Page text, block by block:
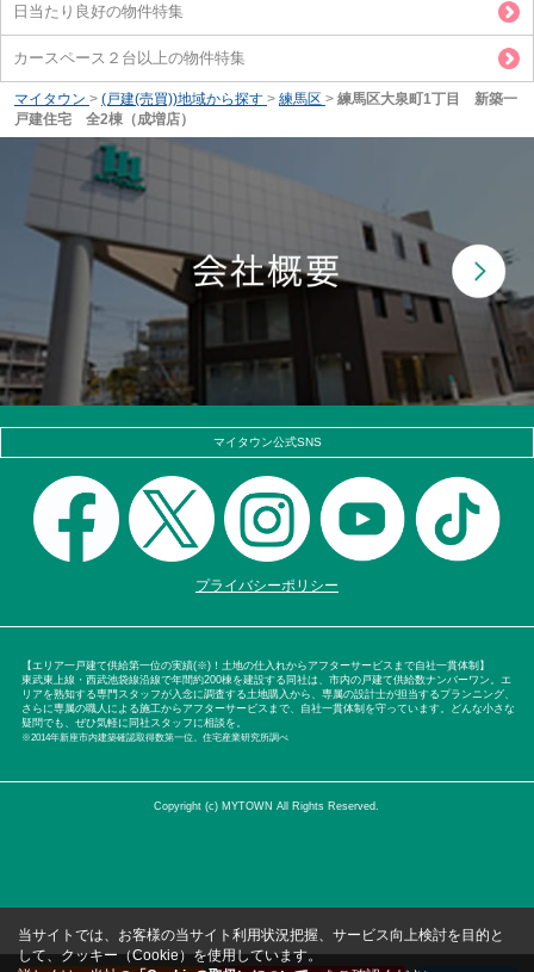
日当たり良好の物件特集
カースペース２台以上の物件特集
マイタウン > (戸建(売買))地域から探す > 練馬区 > 練馬区大泉町1丁目 新築一
戸建住宅 全2棟（成増店）
マイタウン公式SNS
プライバシーポリシー
【エリア一戸建て供給第一位の実績(※)！土地の仕入れからアフターサービスまで自社一貫体制】
東武東上線・西武池袋線沿線で年間約200棟を建設する同社は、市内の戸建て供給数ナンバーワン。エ
リアを熟知する専門スタッフが入念に調査する土地購入から、専属の設計士が担当するプランニング、
さらに専属の職人による施工からアフターサービスまで、自社一貫体制を守っています。どんな小さな
疑問でも、ぜひ気軽に同社スタッフに相談を。
※2014年新座市内建築確認取得数第一位。住宅産業研究所調べ
Copyright (c) MYTOWN All Rights Reserved.
当サイトでは、お客様の当サイト利用状況把握、サービス向上検討を目的と
して、クッキー（Cookie）を使用しています。